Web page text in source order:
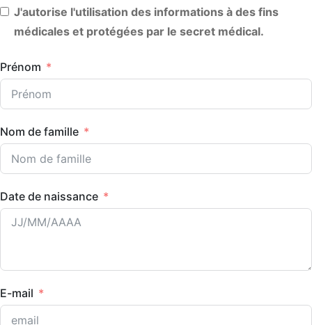
J'autorise l'utilisation des informations à des fins
médicales et protégées par le secret médical.
Prénom
Nom de famille
Date de naissance
E-mail